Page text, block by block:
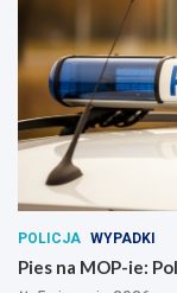
POLICJA WYPADKI
Pies na MOP-ie: